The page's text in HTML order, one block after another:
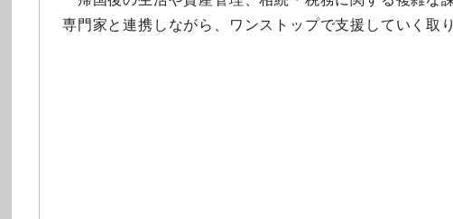
専門家と連携しながら、ワンストップで支援していく取